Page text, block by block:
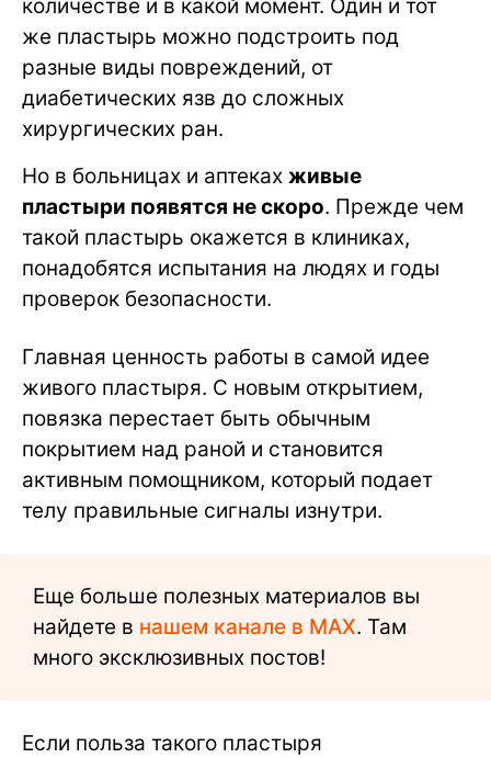
количестве и в какой момент. Один и тот
же пластырь можно подстроить под
разные виды повреждений, от
диабетических язв до сложных
хирургических ран.
Но в больницах и аптеках живые
пластыри появятся не скоро. Прежде чем
такой пластырь окажется в клиниках,
понадобятся испытания на людях и годы
проверок безопасности.
Главная ценность работы в самой идее
живого пластыря. С новым открытием,
повязка перестает быть обычным
покрытием над раной и становится
активным помощником, который подает
телу правильные сигналы изнутри.
Еще больше полезных материалов вы
найдете в нашем канале в MAX. Там
много эксклюзивных постов!
Если польза такого пластыря